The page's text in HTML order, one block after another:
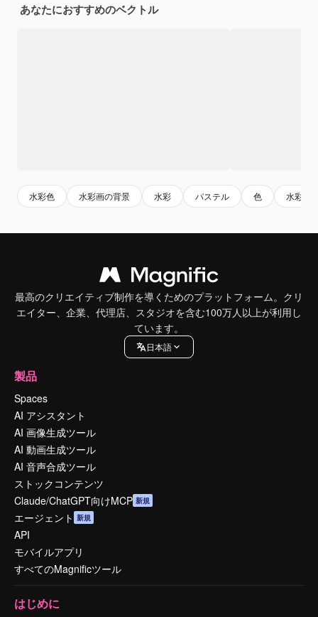
あなたにおすすめのベクトル
水彩色 水彩画の背景 水彩 パステル 色 水彩絵
最高のクリエイティブ制作を導くためのプラットフォーム。クリ
エイター、企業、代理店、スタジオを含む100万人以上が利用し
ています。
日本語
製品
Spaces
AI アシスタント
AI 画像生成ツール
AI 動画生成ツール
AI 音声合成ツール
ストックコンテンツ
Claude/ChatGPT向けMCP 新規
エージェント 新規
API
モバイルアプリ
すべてのMagnificツール
はじめに